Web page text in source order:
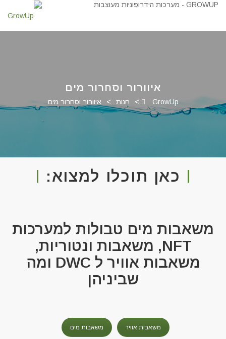
איוורור וסחרור מים
GrowUp
> חנות > איוורור וסחרור מים
כאן תוכלו למצוא:
משאבות מים טבולות למערכות
NFT, משאבות ונטוריות,
משאבות אוויר ל DWC ומה
שביניהן
משאבות אוויר משאבות מים